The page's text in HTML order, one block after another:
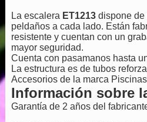
La escalera ET1213dispone de
peldaños a cada lado. Están
resistente y cuentan con un
mayor seguridad.
Cuenta con pasamanos hasta
La estructura es de tubos
Accesorios de la marca
Información sobre
Garantía de 2 años del